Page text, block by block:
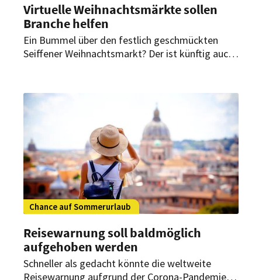
Virtuelle Weihnachtsmärkte sollen
Branche helfen
Ein Bummel über den festlich geschmückten
Seiffener Weihnachtsmarkt? Der ist künftig auch
Chance auf Sommerurlaub
Reisewarnung soll baldmöglich
aufgehoben werden
Schneller als gedacht könnte die weltweite
Reisewarnung aufgrund der Corona-Pandemie in